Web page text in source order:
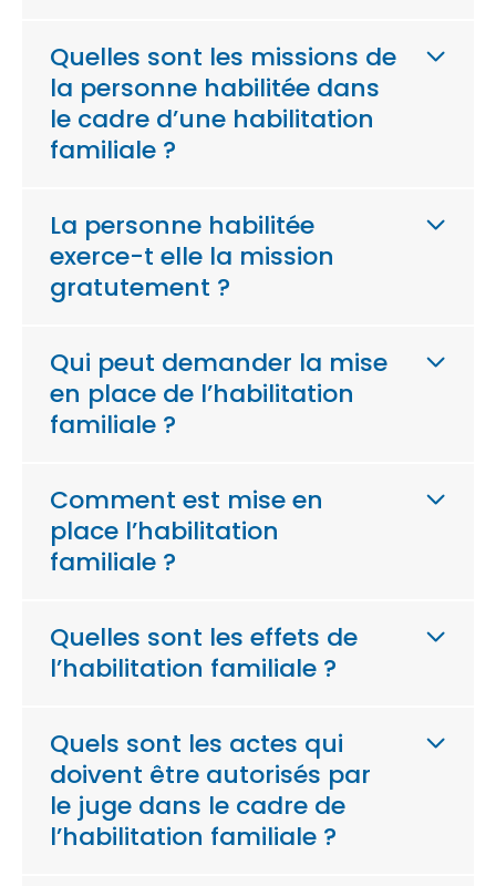
Quelles sont les missions de
la personne habilitée dans
le cadre d’une habilitation
familiale ?
La personne habilitée
exerce-t elle la mission
gratutement ?
Qui peut demander la mise
en place de l’habilitation
familiale ?
Comment est mise en
place l’habilitation
familiale ?
Quelles sont les effets de
l’habilitation familiale ?
Quels sont les actes qui
doivent être autorisés par
le juge dans le cadre de
l’habilitation familiale ?